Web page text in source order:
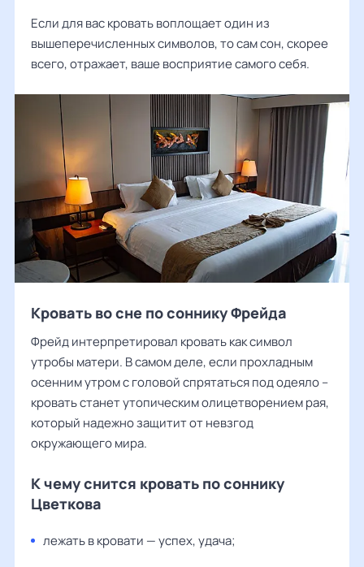
Если для вас кровать воплощает один из
вышеперечисленных символов, то сам сон, скорее
всего, отражает, ваше восприятие самого себя.
Кровать во сне по соннику Фрейда
Фрейд интерпретировал кровать как символ
утробы матери. В самом деле, если прохладным
осенним утром с головой спрятаться под одеяло –
кровать станет утопическим олицетворением рая,
который надежно защитит от невзгод
окружающего мира.
К чему снится кровать по соннику
Цветкова
лежать в кровати — успех, удача;